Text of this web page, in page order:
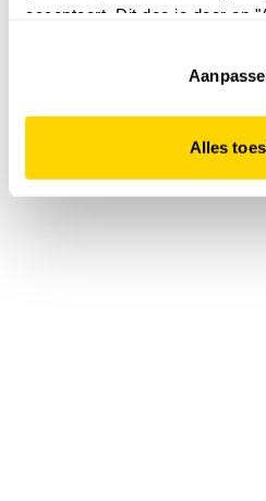
accepteert. Dit doe je door op
website niet optimaal
Alles